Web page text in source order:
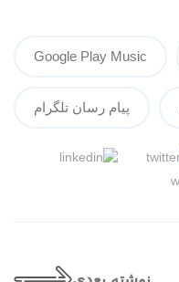
Google Play Music
پیام رسان تلگرام